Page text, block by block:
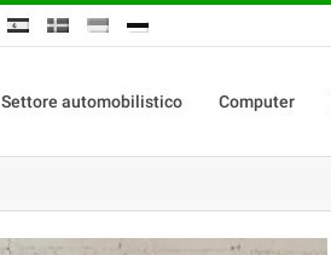
Settore automobilistico Computer